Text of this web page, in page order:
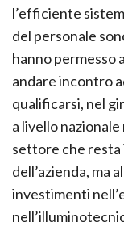
l’efficiente
del personale
hanno permesso
andare incontro
qualificarsi, nel
a livello
settore che resta
dell’azienda, ma
investimenti